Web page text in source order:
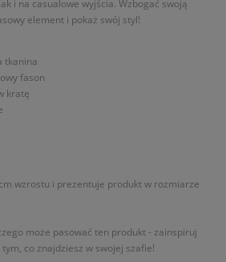
i na casualowe wyjścia. Wzbogać swoją
element i pokaż swój styl!
tkanina
fason
kratę
wzrostu i prezentuje produkt w rozmiarze
może pasować ten produkt - zainspiruj
co znajdziesz w swojej szafie!